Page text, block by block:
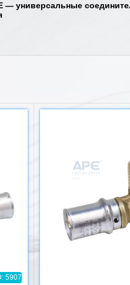
— универсальные
5907